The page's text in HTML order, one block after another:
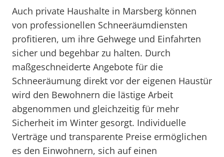
Auch private Haushalte in Marsberg können
von professionellen Schneeräumdiensten
profitieren, um ihre Gehwege und Einfahrten
sicher und begehbar zu halten. Durch
maßgeschneiderte Angebote für die
Schneeräumung direkt vor der eigenen Haustür
wird den Bewohnern die lästige Arbeit
abgenommen und gleichzeitig für mehr
Sicherheit im Winter gesorgt. Individuelle
Verträge und transparente Preise ermöglichen
es den Einwohnern, sich auf einen